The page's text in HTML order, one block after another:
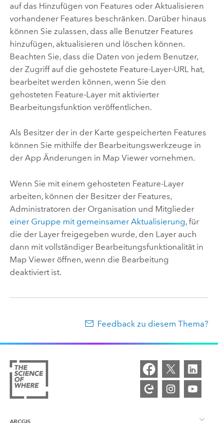
auf das Hinzufügen von Features oder Aktualisieren
vorhandener Features beschränken. Darüber hinaus
können Sie zulassen, dass alle Benutzer Features
hinzufügen, aktualisieren und löschen können.
Beachten Sie, dass die Daten von jedem Benutzer,
der Zugriff auf die gehostete Feature-Layer-URL hat,
bearbeitet werden können, wenn Sie den
gehosteten Feature-Layer mit aktivierter
Bearbeitungsfunktion veröffentlichen.
Als Besitzer der in der Karte gespeicherten Features
können Sie mithilfe der Bearbeitungswerkzeuge in
der App Änderungen in Map Viewervornehmen.
Wenn Sie mit einem gehosteten Feature-Layer
arbeiten, können der Besitzer der Features,
Administratoren der Organisation und Mitglieder
einer Gruppe mit gemeinsamer Aktualisierung, für
die der Layer freigegeben wurde, den Layer auch
dann mit vollständiger Bearbeitungsfunktionalität in
Map Vieweröffnen, wenn die Bearbeitung
deaktiviert ist.
Feedback zu diesem Thema?
ARCGIS